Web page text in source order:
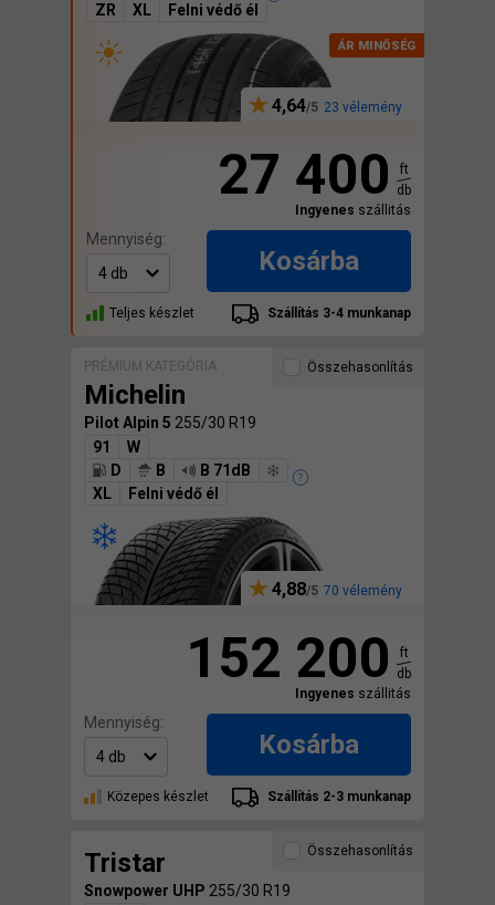
ZR
XL Felni védő él
4,64 23 vélemény
27 400
ft
db
Ingyenes szállitás
Mennyiség:
Kosárba
Teljes készlet Szállítás 3-4 munkanap
PRÉMIUM KATEGÓRIA
Michelin
Pilot Alpin 5 255/30 R19
91
W
D
B
B 71dB
XL
Felni védő él
4,88 70 vélemény
Összehasonlítás
152 200
ft
db
Ingyenes szállitás
Mennyiség:
Kosárba
Közepes készlet Szállítás 2-3 munkanap
Tristar
Snowpower UHP 255/30 R19
Összehasonlítás